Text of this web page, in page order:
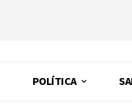
POLÍTICA